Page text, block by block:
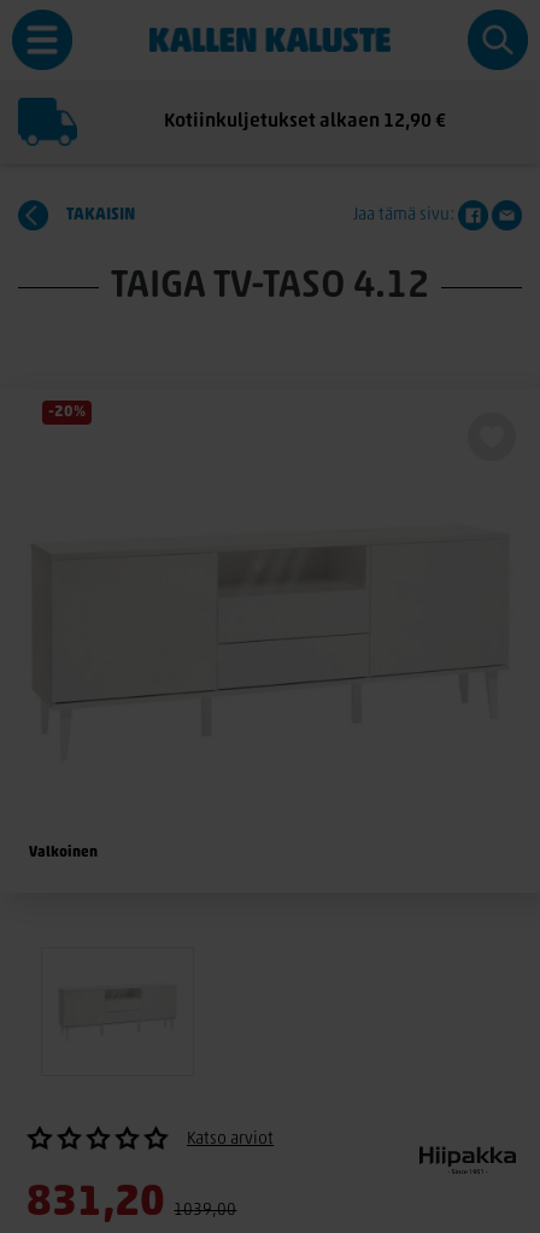
Kotiinkuljetukset alkaen 12,90 €
TAKAISIN Jaa tämä sivu:
TAIGA TV-TASO 4.12
-20%
Valkoinen
Katso arviot
831,20 1039,00